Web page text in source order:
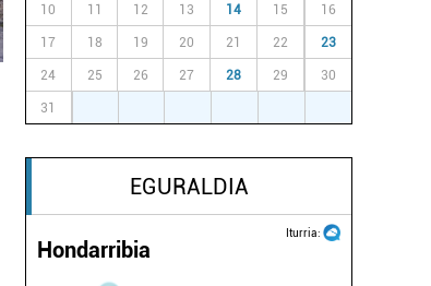
10 11 12 13 14 15 16
17 18 19 20 21 22 23
24 25 26 27 28 29 30
31
EGURALDIA
Iturria:
Hondarribia